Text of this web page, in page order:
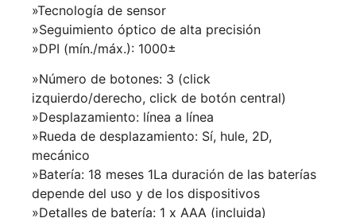
»Tecnología de sensor
»Seguimiento óptico de alta precisión
»DPI (mín./máx.): 1000±
»Número de botones: 3 (click
izquierdo/derecho, click de botón central)
»Desplazamiento: línea a línea
»Rueda de desplazamiento: Sí, hule, 2D,
mecánico
»Batería: 18 meses 1La duración de las baterías
depende del uso y de los dispositivos
»Detalles de batería: 1 x AAA (incluida)